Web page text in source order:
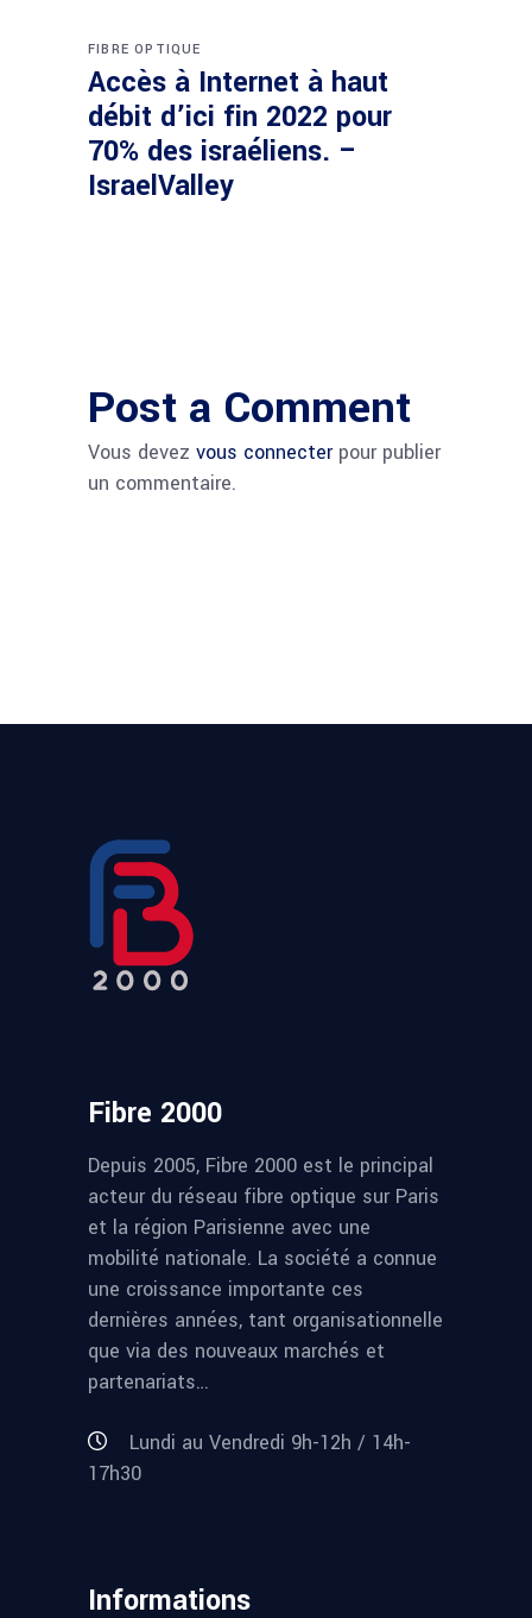
FIBRE OPTIQUE
Accès à Internet à haut
débit d’ici fin 2022 pour
70% des israéliens. –
IsraelValley
Post a Comment
Vous devez vous connecterpour publier
un commentaire.
Fibre 2000
Depuis 2005, Fibre 2000 est le principal
acteur du réseau fibre optique sur Paris
et la région Parisienne avec une
mobilité nationale. La société a connue
une croissance importante ces
dernières années, tant organisationnelle
que via des nouveaux marchés et
partenariats…
Lundi au Vendredi 9h-12h / 14h-
17h30
Informations